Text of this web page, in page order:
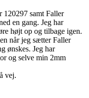
120297 samt Faller
en gang. Jeg har
højt op og tilbage igen.
når jeg sætter Faller
ønskes. Jeg har
og selve min 2mm
vej.